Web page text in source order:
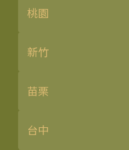
桃園
新竹
苗栗
台中